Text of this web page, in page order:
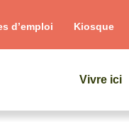
d’emploi Kiosque
Vivre ici